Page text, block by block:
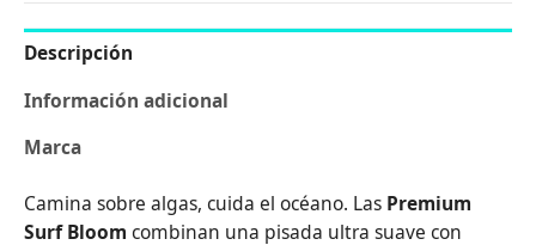
Descripción
Información adicional
Marca
Camina sobre algas, cuida el océano. Las Premium
Surf Bloom combinan una pisada ultra suave con